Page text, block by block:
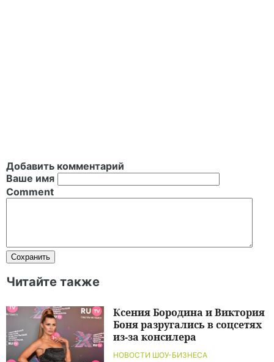
Добавить комментарий
Ваше имя
Comment
Читайте также
НОВОСТИ ШОУ-БИЗНЕСА
Ксения Бородина и Виктория
Боня разругались в соцсетях
из-за консилера